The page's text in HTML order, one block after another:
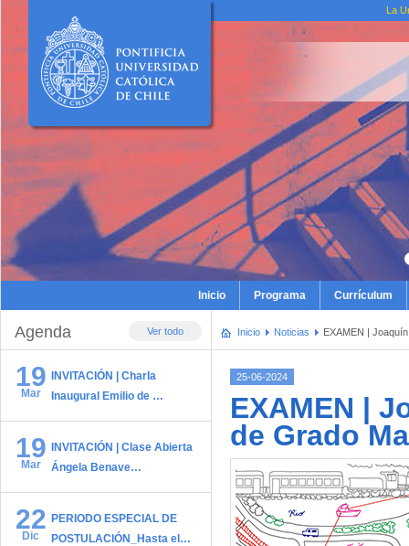
La
Inicio Programa Currículum
Ver todo
Agenda
19
Mar
INVITACIÓN | Charla
Inaugural Emilio de …
19
Mar
INVITACIÓN | Clase Abierta
Ángela Benave…
22
Dic
PERIODO ESPECIAL DE
POSTULACIÓN_Hasta el…
Inicio Noticias EXAMEN |
25-06-2024
EXAMEN |
de Grado